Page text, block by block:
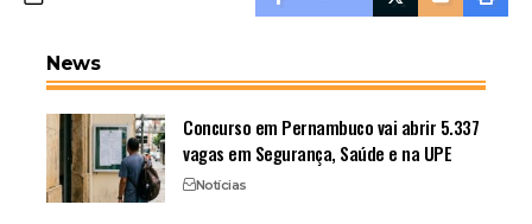
News
Concurso em Pernambuco vai abrir 5.337
vagas em Segurança, Saúde e na UPE
Notícias